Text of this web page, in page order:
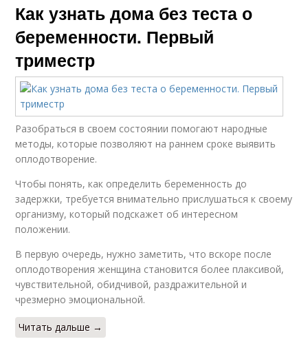
Как узнать дома без теста о
беременности. Первый
триместр
Разобраться в своем состоянии помогают народные
методы, которые позволяют на раннем сроке выявить
оплодотворение.
Чтобы понять, как определить беременность до
задержки, требуется внимательно прислушаться к своему
организму, который подскажет об интересном
положении.
В первую очередь, нужно заметить, что вскоре после
оплодотворения женщина становится более плаксивой,
чувствительной, обидчивой, раздражительной и
чрезмерно эмоциональной.
Читать дальше →